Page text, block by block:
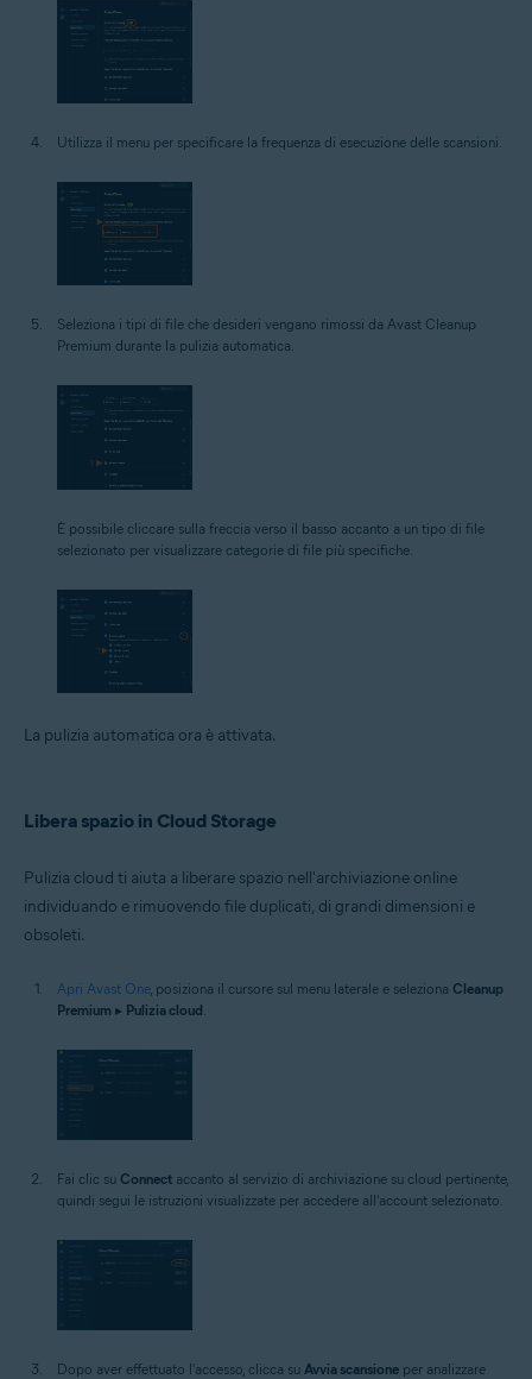
Utilizza il menu per specificare la frequenza di esecuzione delle scansioni.
Seleziona i tipi di file che desideri vengano rimossi da Avast Cleanup
Premium durante la pulizia automatica.
È possibile cliccare sulla freccia verso il basso accanto a un tipo di file
selezionato per visualizzare categorie di file più specifiche.
La pulizia automatica ora è attivata.
Libera spazio in Cloud Storage
Pulizia cloud ti aiuta a liberare spazio nell'archiviazione online
individuando e rimuovendo file duplicati, di grandi dimensioni e
obsoleti.
Apri Avast One, posiziona il cursore sul menu laterale e seleziona Cleanup
Premium ▸ Pulizia cloud
Fai clic su Connect accanto al servizio di archiviazione su cloud pertinente,
quindi segui le istruzioni visualizzate per accedere all'account selezionato.
Dopo aver effettuato l'accesso, clicca su Avvia scansione per analizzare